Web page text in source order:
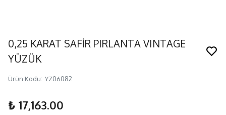
0,25 KARAT SAFİR PIRLANTA VINTAGE
YÜZÜK
Ürün Kodu: YZ06082
₺ 17,163.00